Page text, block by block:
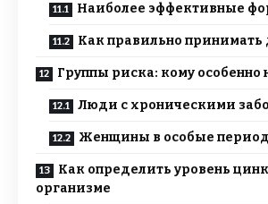
Наиболее эффективные
Как правильно принимать
Группы риска: кому особенно
Люди с хроническими
Женщины в особые
Как определить уровень
организме